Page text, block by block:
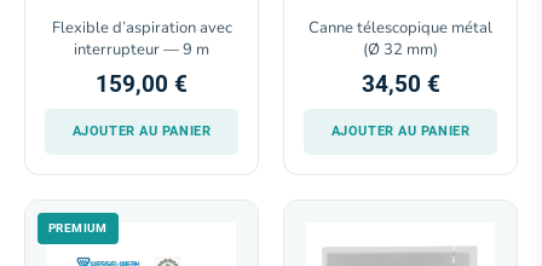
Flexible d’aspiration avec
interrupteur — 9 m
159,00 €
AJOUTER AU PANIER
Canne télescopique métal
(Ø 32 mm)
34,50 €
AJOUTER AU PANIER
PREMIUM